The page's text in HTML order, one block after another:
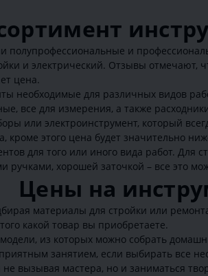
и
и электрический. Отзывы отмечают,
цена.
необходимые для различных видов
все для измерения, а также
или электроинструмент, который
кроме этого цена будет значительно
для того или иного вида работ.
хорошей заточкой – все это
Цены на
материалы для стройки или
какой товар вы приобретаете.
из которых можно собрать
занятием, если выбирать все
вызывая мастера, но и заниматься